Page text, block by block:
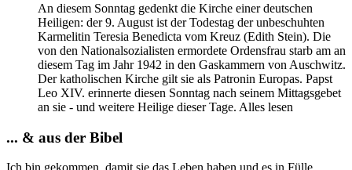
An diesem Sonntag gedenkt die Kirche einer deutschen
Heiligen: der 9. August ist der Todestag der unbeschuhten
Karmelitin Teresia Benedicta vom Kreuz (Edith Stein). Die
von den Nationalsozialisten ermordete Ordensfrau starb am an
diesem Tag im Jahr 1942 in den Gaskammern von Auschwitz.
Der katholischen Kirche gilt sie als Patronin Europas. Papst
Leo XIV. erinnerte diesen Sonntag nach seinem Mittagsgebet
an sie - und weitere Heilige dieser Tage. Alles lesen
... & aus der Bibel